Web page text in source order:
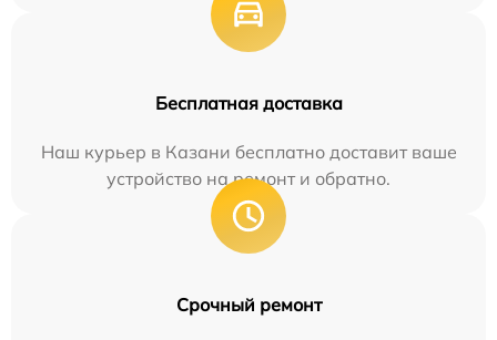
Бесплатная доставка
Наш курьер в Казани бесплатно доставит ваше
устройство на ремонт и обратно.
Срочный ремонт